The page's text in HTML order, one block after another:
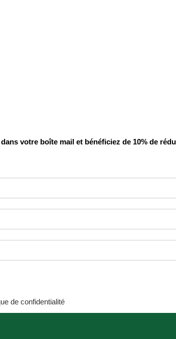
votre boîte mail et bénéficiez de 10% de
de confidentialité